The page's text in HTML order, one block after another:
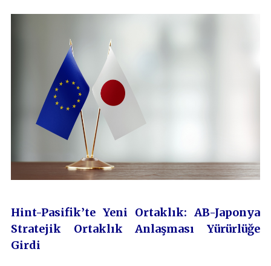
Hint-Pasifik’te Yeni Ortaklık: AB-Japonya
Stratejik Ortaklık Anlaşması Yürürlüğe
Girdi